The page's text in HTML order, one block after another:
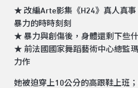
★ 改編Arte影集《H24》真人真
暴力的時時刻刻
★ 暴力與創傷後，身體還剩下些
★ 前法國國家舞蹈藝術中心總監
力作
她被迫穿上10公分的高跟鞋上班